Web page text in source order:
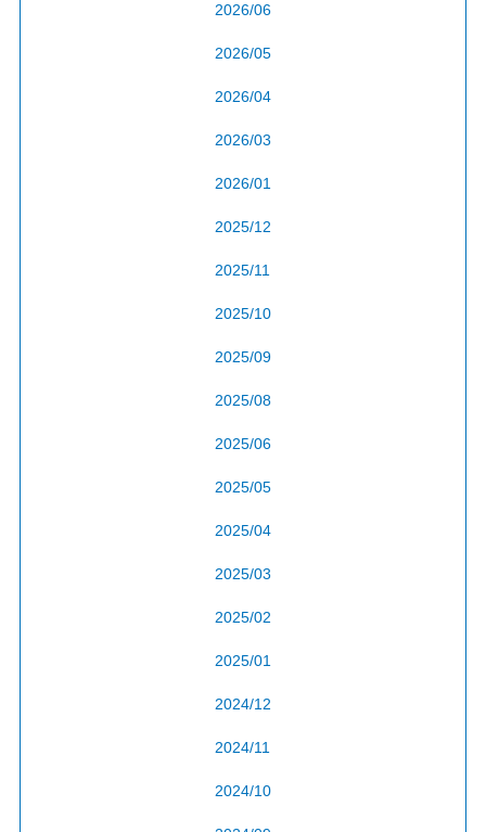
2026/06
2026/05
2026/04
2026/03
2026/01
2025/12
2025/11
2025/10
2025/09
2025/08
2025/06
2025/05
2025/04
2025/03
2025/02
2025/01
2024/12
2024/11
2024/10